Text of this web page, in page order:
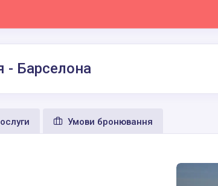
- Барселона
Умови бронювання